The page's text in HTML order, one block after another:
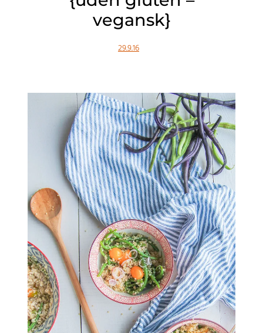
vegansk}
29.9.16